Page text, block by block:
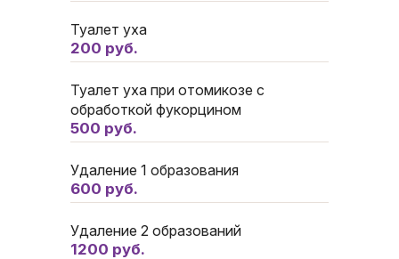
Туалет уха
200 руб.
Туалет уха при отомикозе с
обработкой фукорцином
500 руб.
Удаление 1 образования
600 руб.
Удаление 2 образований
1200 руб.